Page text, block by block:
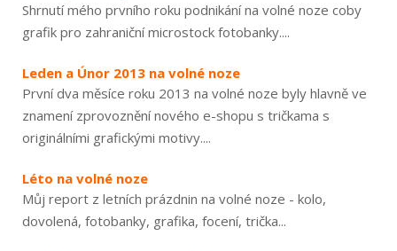
Shrnutí mého prvního roku podnikání na volné noze coby
grafik pro zahraniční microstock fotobanky....
Leden a Únor 2013 na volné noze
První dva měsíce roku 2013 na volné noze byly hlavně ve
znamení zprovoznění nového e-shopu s tričkama s
originálními grafickými motivy....
Léto na volné noze
Můj report z letních prázdnin na volné noze - kolo,
dovolená, fotobanky, grafika, focení, trička...